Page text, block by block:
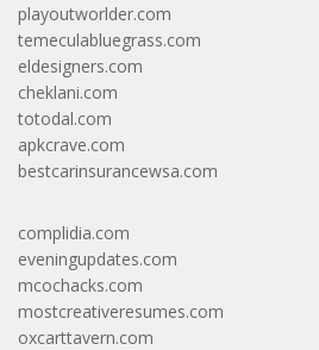
playoutworlder.com
temeculabluegrass.com
eldesigners.com
cheklani.com
totodal.com
apkcrave.com
bestcarinsurancewsa.com
complidia.com
eveningupdates.com
mcochacks.com
mostcreativeresumes.com
oxcarttavern.com